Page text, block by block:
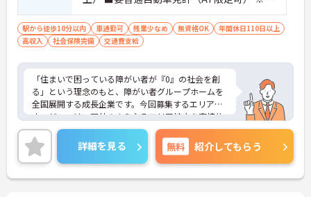
【働きやすい休日・残業面と、長く安心して働ける
福利厚生が魅力です】
・月9日公休に加え、夏季・冬季休暇各3日が確保さ
れており（年間休日113日）、オンオフのメリハリ
をつけて働くことができます。
・全社平均残業月5時間程度と、業界平均を大きく
下回る少ない残業時間を実現しています
・退職金制度（勤続3年以上）・保育手当・育児短
時間勤務・マインドフルネスプログラムなど、長期
す
護業界に関する有資格者、営業経験（業種
問わず）、入居型・通所型介護施設の施設
長や主任以上の経験、障がい福祉経験等あ
駅から徒歩10分以内 車通勤可 残業少なめ 無資格OK
年間休日110日以上
高収入
社会保険完備 交通費支給
「住まいで困っている障がい者が『0』の社会を創
る」という理念のもと、障がい者グループホームを
全国展開する成長企業です。今回募集するエリアマ
ネージャーは、同社のさらなるエリア拡大を直接的
に支える重要なポジションであり、既存施設の運営
だけでなく新規施設の立ち上げからスタッフ採用、
入居営業まで幅広い裁量を持って活躍できます。業
界トップクラスの給与水準に加え、シニアマネージ
ャーや統括マネージャーへの明確なキャリアパスが
詳細を見る 無料 紹介してもらう